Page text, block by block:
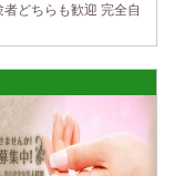
！」「もっと人気セ
ポートします…
どちらも歓迎 完全自